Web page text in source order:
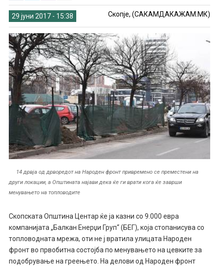
29 јуни 2017 - 15:38 Скопје, (САКАМДАКАЖАМ.МК)
14 дрвја од дрворедот на Народен фронт привремено се преместени на
други локации, а Општината најави дека ќе ги врати кога ќе заврши
менувањето на топловодите
Скопската Општина Центар ќе ја казни со 9.000 евра
компанијата „Балкан Енерџи Груп“ (БЕГ), која стопанисува со
топловодната мрежа, оти не ј вратила улицата Народен
фронт во првобитна состојба по менувањето на цевките за
подобрување на греењето. На делови од Народен фронт